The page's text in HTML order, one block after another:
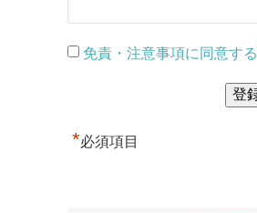
免責・注意事項に同意する
*必須項目